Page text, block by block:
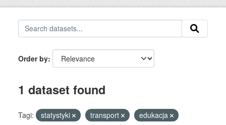
Order by
1 dataset found
Tagi: statystyki transport
edukacja